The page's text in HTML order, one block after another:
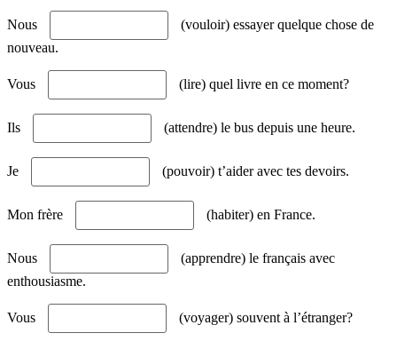
Nous
(vouloir) essayer quelque chose de
nouveau.
Vous (lire) quel livre en ce moment?
Ils (attendre) le bus depuis une heure.
Je (pouvoir) t’aider avec tes devoirs.
Mon frère (habiter) en France.
Nous
(apprendre) le français avec
enthousiasme.
Vous (voyager) souvent à l’étranger?